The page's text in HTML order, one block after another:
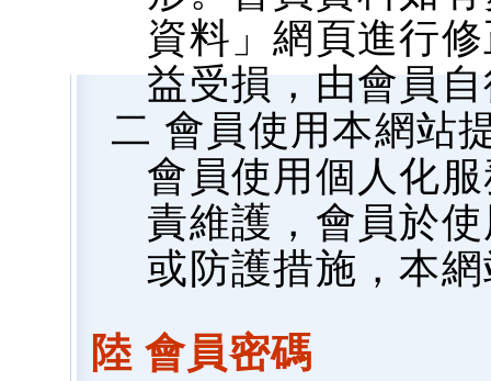
資料」網頁進行
益受損，由會員
二 會員使用本網站
會員使用個人化
責維護，會員於
或防護措施，本
陸 會員密碼